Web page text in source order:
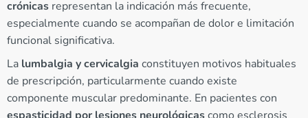
crónicas representan la indicación más frecuente,
especialmente cuando se acompañan de dolor e limitación
funcional significativa.
La lumbalgia y cervicalgia constituyen motivos habituales
de prescripción, particularmente cuando existe
componente muscular predominante. En pacientes con